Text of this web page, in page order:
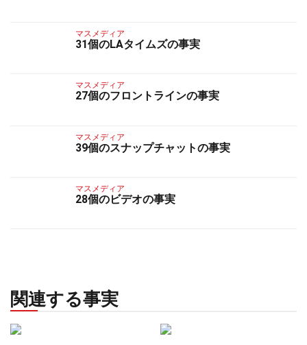
マスメディア
31個のLAタイムズの事実
マスメディア
27個のフロントラインの事実
マスメディア
39個のスナップチャットの事実
マスメディア
28個のビデオの事実
関連する事実